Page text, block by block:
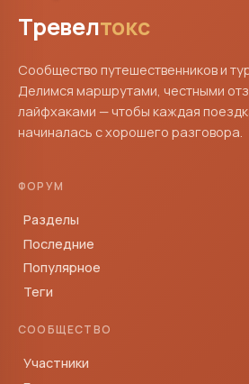
Тревелтокс
Сообщество путешественников и
Делимся маршрутами, честными
лайфхаками — чтобы каждая
начиналась с хорошего разговора.
ФОРУМ
Разделы
Последние
Популярное
Теги
СООБЩЕСТВО
Участники